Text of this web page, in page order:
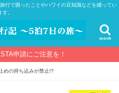
行で困ったことやハワイの豆知識などを綴ってい
す。
search
申請にご注意を！
めの持ち込みが禁止!?